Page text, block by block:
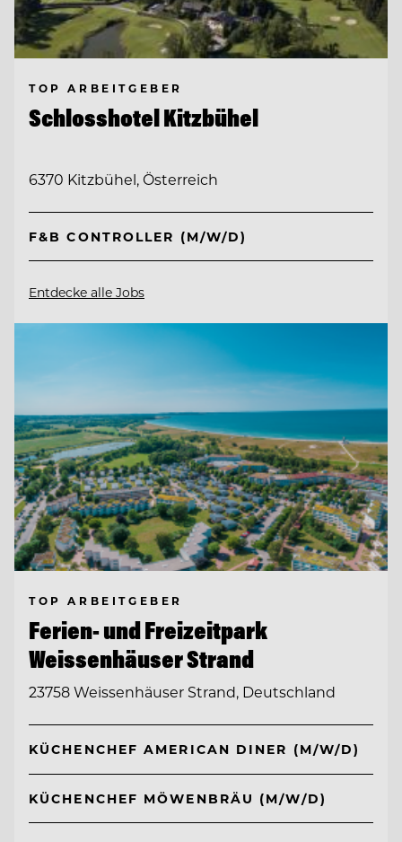
TOP ARBEITGEBER
Schlosshotel Kitzbühel
6370 Kitzbühel, Österreich
F&B CONTROLLER (M/W/D)
Entdecke alle Jobs
TOP ARBEITGEBER
Ferien- und Freizeitpark
Weissenhäuser Strand
23758 Weissenhäuser Strand, Deutschland
KÜCHENCHEF AMERICAN DINER (M/W/D)
KÜCHENCHEF MÖWENBRÄU (M/W/D)